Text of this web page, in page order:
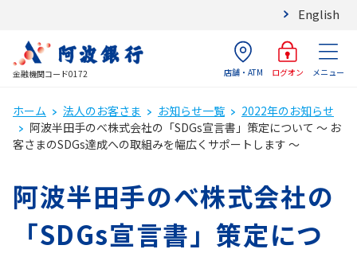
English
金融機関コード0172 店舗・ATM ログオン メニュー
ホーム 法人のお客さま お知らせ一覧
2022年のお知らせ
阿波半田手のべ株式会社の「SDGs宣言書」策定について ～ お
客さまのSDGs達成への取組みを幅広くサポートします ～
阿波半田手のべ株式会社の
「SDGs宣言書」策定につ